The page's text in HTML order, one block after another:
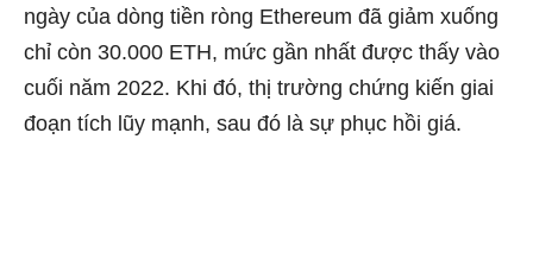
ngày của dòng tiền ròng Ethereum đã giảm xuống
chỉ còn 30.000 ETH, mức gần nhất được thấy vào
cuối năm 2022. Khi đó, thị trường chứng kiến ​​giai
đoạn tích lũy mạnh, sau đó là sự phục hồi giá.